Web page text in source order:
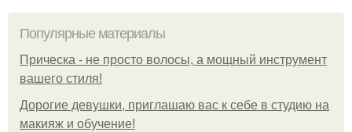
Популярные материалы
Прическа - не просто волосы, а мощный инструмент
вашего стиля!
Дорогие девушки, приглашаю вас к себе в студию на
макияж и обучение!